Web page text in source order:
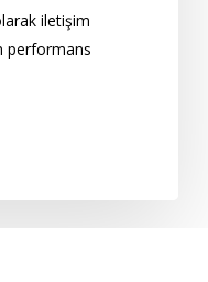
iletişim
performans